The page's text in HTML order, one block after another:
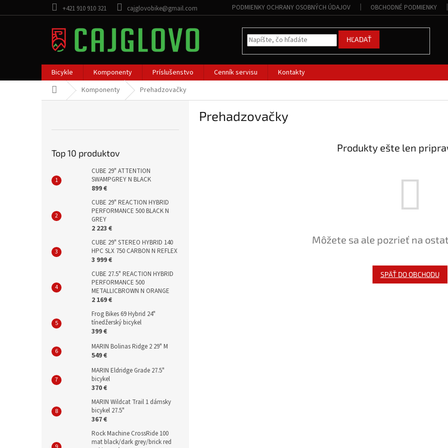
na
+421 910 910 321 cajglovobike@gmail.com PODMIENKY OCHRANY OSOBNÝCH ÚDAJOV OBCHODNÉ PODMIENKY
HĽADAŤ
Bicykle Komponenty Príslušenstvo Cenník servisu
Kontakty
DomovKomponenty Prehadzovačky
Top 10 produktov
CUBE 29" ATTENTION
SWAMPGREY N BLACK
899 €
CUBE 29" REACTION HYBRID
PERFORMANCE 500 BLACK N
GREY
2 223 €
CUBE 29" STEREO HYBRID 140
HPC SLX 750 CARBON N REFLEX
3 999 €
CUBE 27.5" REACTION HYBRID
PERFORMANCE 500
METALLICBROWN N ORANGE
2 169 €
Frog Bikes 69 Hybrid 24"
tínedžerský bicykel
399 €
MARIN Bolinas Ridge 2 29" M
549 €
MARIN Eldridge Grade 27.5"
bicykel
370 €
MARIN Wildcat Trail 1 dámsky
bicykel 27.5"
367 €
Rock Machine CrossRide 100
mat black/dark grey/brick red
Prehadzovačky
Produkty ešte len
Môžete sa ale pozrieť na
SPÄŤ DO OBCHODU